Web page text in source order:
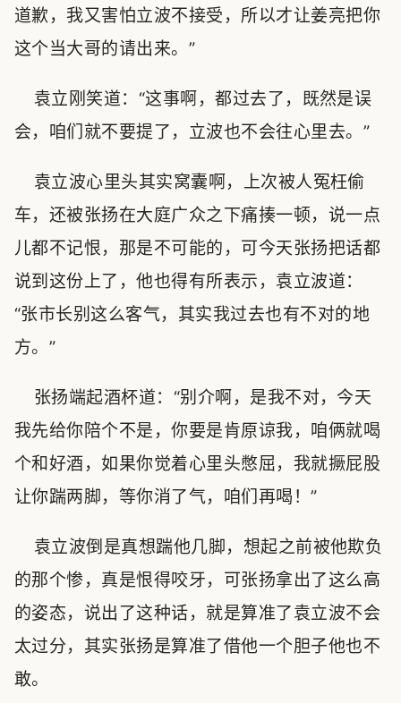
道歉，我又害怕立波不接受，所以才让姜亮把你
这个当大哥的请出来。”
袁立刚笑道：“这事啊，都过去了，既然是误
会，咱们就不要提了，立波也不会往心里去。”
袁立波心里头其实窝囊啊，上次被人冤枉偷
车，还被张扬在大庭广众之下痛揍一顿，说一点
儿都不记恨，那是不可能的，可今天张扬把话都
说到这份上了，他也得有所表示，袁立波道：
“张市长别这么客气，其实我过去也有不对的地
方。”
张扬端起酒杯道：“别介啊，是我不对，今天
我先给你陪个不是，你要是肯原谅我，咱俩就喝
个和好酒，如果你觉着心里头憋屈，我就撅屁股
让你踹两脚，等你消了气，咱们再喝！”
袁立波倒是真想踹他几脚，想起之前被他欺负
的那个惨，真是恨得咬牙，可张扬拿出了这么高
的姿态，说出了这种话，就是算准了袁立波不会
太过分，其实张扬是算准了借他一个胆子他也不
敢。